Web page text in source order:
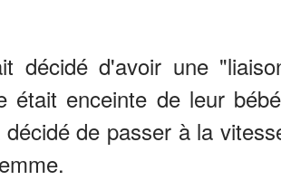
décidé d'avoir une
était enceinte de leur
de passer à la